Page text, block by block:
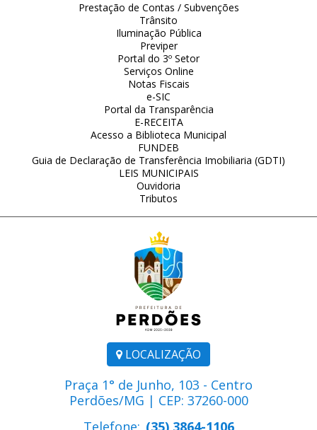
LOCALIZAÇÃO
Praça 1° de Junho, 103 - Centro
Perdões/MG | CEP: 37260-000
Telefone: (35) 3864-1106
Prestação de Contas / Subvenções
Trânsito
Iluminação Pública
Previper
Portal do 3º Setor
Serviços Online
Notas Fiscais
e-SIC
Portal da Transparência
E-RECEITA
Acesso a Biblioteca Municipal
FUNDEB
Guia de Declaração de Transferência Imobiliaria (GDTI)
LEIS MUNICIPAIS
Ouvidoria
Tributos